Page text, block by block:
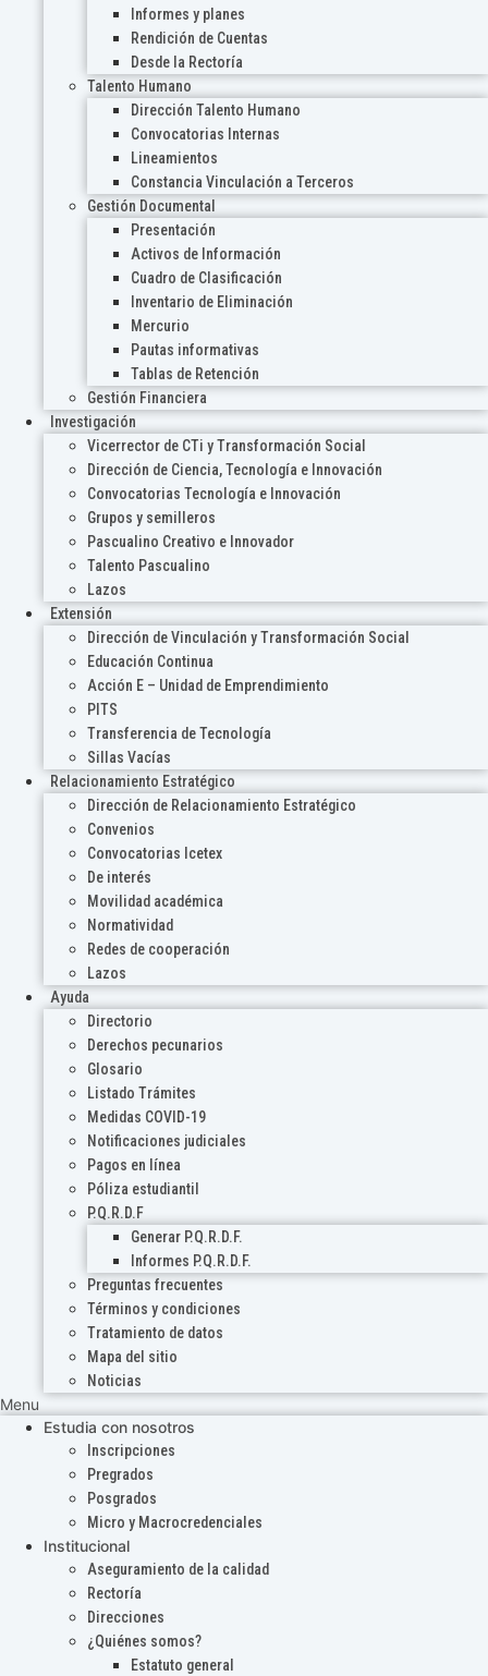
Informes y planes
Rendición de Cuentas
Desde la Rectoría
Talento Humano
Dirección Talento Humano
Convocatorias Internas
Lineamientos
Constancia Vinculación a Terceros
Gestión Documental
Presentación
Activos de Información
Cuadro de Clasificación
Inventario de Eliminación
Mercurio
Pautas informativas
Tablas de Retención
Gestión Financiera
Investigación
Vicerrector de CTi y Transformación Social
Dirección de Ciencia, Tecnología e Innovación
Convocatorias Tecnología e Innovación
Grupos y semilleros
Pascualino Creativo e Innovador
Talento Pascualino
Lazos
Extensión
Dirección de Vinculación y Transformación Social
Educación Continua
Acción E – Unidad de Emprendimiento
PITS
Transferencia de Tecnología
Sillas Vacías
Relacionamiento Estratégico
Dirección de Relacionamiento Estratégico
Convenios
Convocatorias Icetex
De interés
Movilidad académica
Normatividad
Redes de cooperación
Lazos
Ayuda
Directorio
Derechos pecunarios
Glosario
Listado Trámites
Medidas COVID-19
Notificaciones judiciales
Pagos en línea
Póliza estudiantil
P.Q.R.D.F
Generar P.Q.R.D.F.
Informes P.Q.R.D.F.
Preguntas frecuentes
Términos y condiciones
Tratamiento de datos
Mapa del sitio
Noticias
Menu
Estudia con nosotros
Inscripciones
Pregrados
Posgrados
Micro y Macrocredenciales
Institucional
Aseguramiento de la calidad
Rectoría
Direcciones
¿Quiénes somos?
Estatuto general